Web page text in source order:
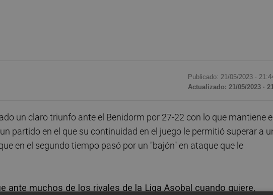
Publicado: 21/05/2023 ·
Actualizado: 21/05/2023 ·
un claro triunfo ante el Benidorm por 27-22 con lo que mantiene
partido en el que su continuidad en el juego le permitió superar a
en el segundo tiempo pasó por un "bajón" en ataque que le
ante muchos de los rivales de la Liga Asobal cuando quiere,